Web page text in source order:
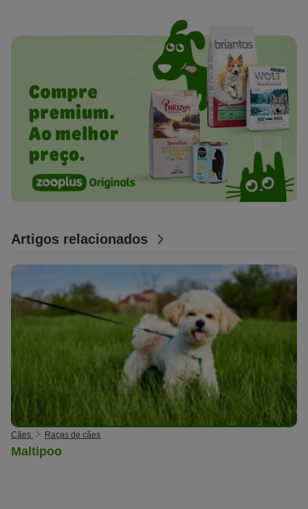
Artigos relacionados
Cães Raças de cães
Maltipoo